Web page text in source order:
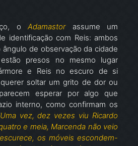
o Adamastorassume um
identificação com Reis: ambos
de observação da cidade
presos no mesmo lugar
e Reis no escuro de si
soltar um grito de dor ou
esperar por algo que
interno, como confirmam os
Uma vez, dez vezes viu Ricardo
e meia, Marcenda não veio
os móveis escondem-